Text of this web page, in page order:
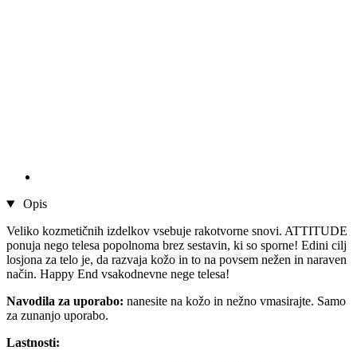
Opis
Veliko kozmetičnih izdelkov vsebuje rakotvorne snovi. ATTITUDE
ponuja nego telesa popolnoma brez sestavin, ki so sporne! Edini cilj
losjona za telo je, da razvaja kožo in to na povsem nežen in naraven
način. Happy End vsakodnevne nege telesa!
Navodila za uporabo: nanesite na kožo in nežno vmasirajte. Samo
za zunanjo uporabo.
Lastnosti: